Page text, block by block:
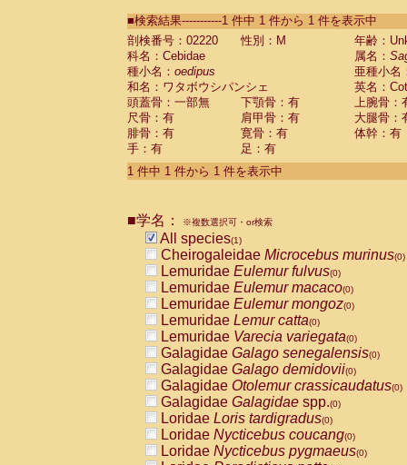
CebidaeSaguinus labiatus(0)
Cebidae Saguinus leucopus (0)
Cebidae
Cebidae
CebidaeSaguinus nigricollis (0)
Cebidae Saguinus oedipus
Cebidae Saguinus weddelli
Cebidae Saguinusspp.
Cebidae Aotus trivirgatus
Cebidae Cebus albifrons
CebidaeCebus nigrivittatus
CebidaeCebus
CebidaeSaimiri boliviensis(0)
CebidaeSaimiri sciureus(0)
AtelidaeAlouatta caraya(0)
AtelidaeAlouatta fusca(0)
AtelidaeAlouatta seniculus
AtelidaeAlouattaspp.(0)
AtelidaeAteles belzebuth(0)
AtelidaeAteles geoffroyi(0)
AtelidaeAteles paniscus(0)
AtelidaeAtelesspp.(0)
Atelidae Lagothrix lagothricha
AtelidaeLagothrix lagothricha cana
PitheciidaeCacajao calvus
■検索結果-----------1 件中 1 件から 1 件を表示中
剖検番号：02220
性別：M
年齢：
科名：Cebidae
属名：
種小名： oedipus
亜種小名
和名：ワタボウシパンシェ
英名：
頭蓋骨：一部無
下顎骨：有
上腕骨：
尺骨：有
肩甲骨：有
大腿骨：
腓骨：有
寛骨：有
体幹：有
手：有
足：有
1 件中 1 件から 1 件を表示中
■学名： ※複数選択可・or検索
All species(1)
Cheirogaleidae Microcebus murinus(0)
Lemuridae Eulemur fulvus(0)
Lemuridae Eulemur macaco(0)
Lemuridae Eulemur mongoz(0)
Lemuridae Lemur catta(0)
Lemuridae Varecia variegata(0)
Galagidae Galago senegalensis(0)
Galagidae Galago demidovii(0)
Galagidae Otolemur crassicaudatus(0)
Galagidae Galagidae spp.(0)
Loridae Loris tardigradus(0)
Loridae Nycticebus coucang(0)
Loridae Nycticebus pygmaeus(0)